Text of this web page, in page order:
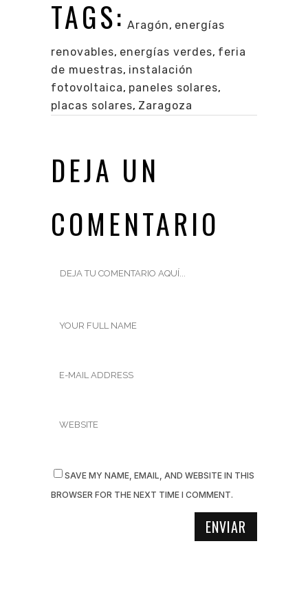
TAGS: Aragón, energías
renovables, energías verdes, feria
de muestras, instalación
fotovoltaica, paneles solares,
placas solares, Zaragoza
DEJA UN
COMENTARIO
SAVE MY NAME, EMAIL, AND WEBSITE IN THIS
BROWSER FOR THE NEXT TIME I COMMENT.